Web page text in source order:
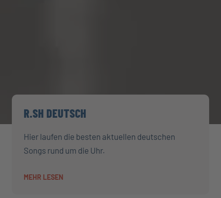
R.SH DEUTSCH
Hier laufen die besten aktuellen deutschen
Songs rund um die Uhr.
MEHR LESEN